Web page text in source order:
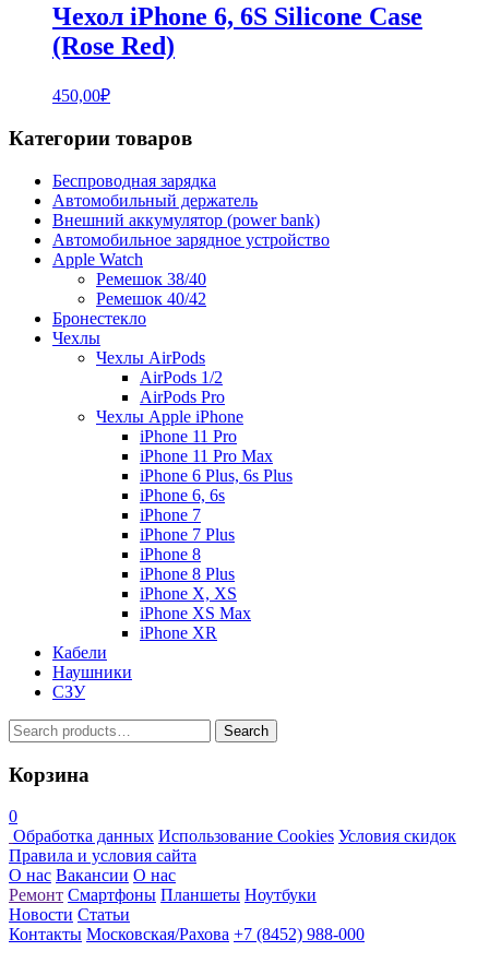
Чехол iPhone 6, 6S Silicone Case
(Rose Red)
450,00₽
Категории товаров
Беспроводная зарядка
Автомобильный держатель
Внешний аккумулятор (power bank)
Автомобильное зарядное устройство
Apple Watch
Ремешок 38/40
Ремешок 40/42
Бронестекло
Чехлы
Чехлы AirPods
AirPods 1/2
AirPods Pro
Чехлы Apple iPhone
iPhone 11 Pro
iPhone 11 Pro Max
iPhone 6 Plus, 6s Plus
iPhone 6, 6s
iPhone 7
iPhone 7 Plus
iPhone 8
iPhone 8 Plus
iPhone X, XS
iPhone XS Max
iPhone XR
Кабели
Наушники
СЗУ
Search
for:
Search
Корзина
0
Обработка данных Использование Cookies Условия скидок
Правила и условия сайта
О нас Вакансии О нас
Ремонт Смартфоны Планшеты Ноутбуки
Новости Статьи
Контакты Московская/Рахова +7 (8452) 988-000